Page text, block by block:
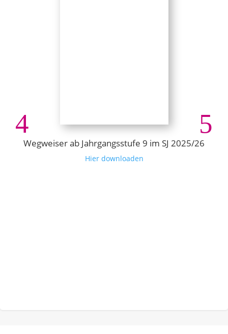
Wegweiser ab Jahrgangsstufe 9 im SJ 2025/26
Hier downloaden